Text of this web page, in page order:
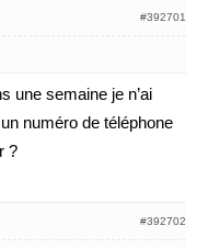
#392701
une semaine je n’ai
numéro de téléphone
?
#392702